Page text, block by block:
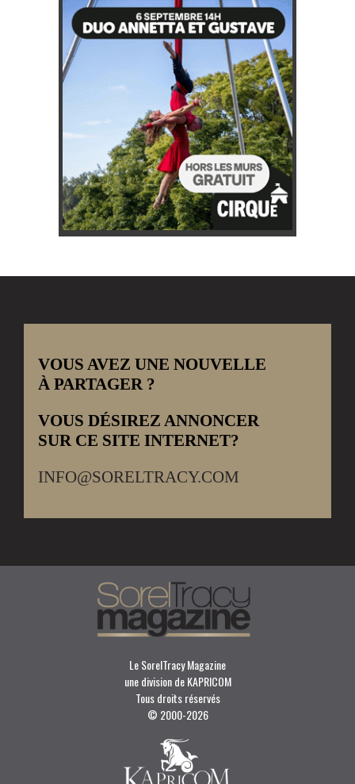
VOUS AVEZ UNE NOUVELLE
À PARTAGER ?
VOUS DÉSIREZ ANNONCER
SUR CE SITE INTERNET?
INFO@SORELTRACY.COM
Le SorelTracy Magazine
une division de KAPRICOM
Tous droits réservés
© 2000-2026